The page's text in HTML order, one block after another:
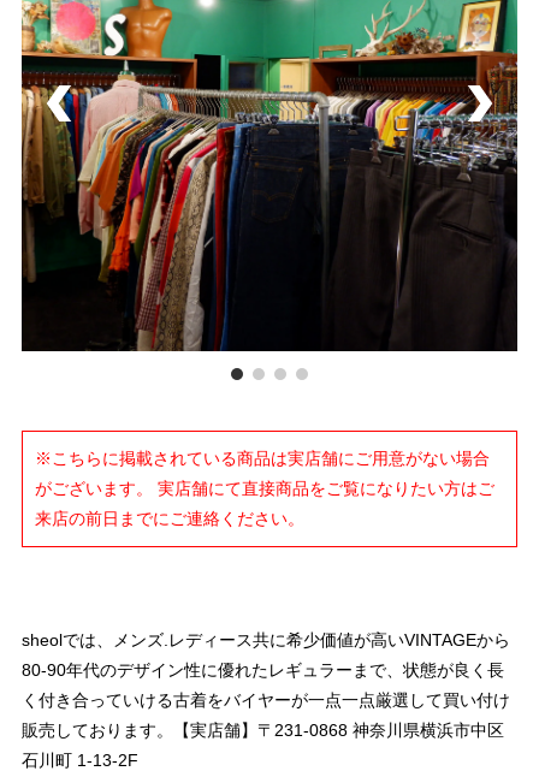
※こちらに掲載されている商品は実店舗にご用意がない場合
がございます。 実店舗にて直接商品をご覧になりたい方はご
来店の前日までにご連絡ください。
sheolでは、メンズ.レディース共に希少価値が高いVINTAGEから
80-90年代のデザイン性に優れたレギュラーまで、状態が良く長
く付き合っていける古着をバイヤーが一点一点厳選して買い付け
販売しております。【実店舗】〒231-0868 神奈川県横浜市中区
石川町 1-13-2F